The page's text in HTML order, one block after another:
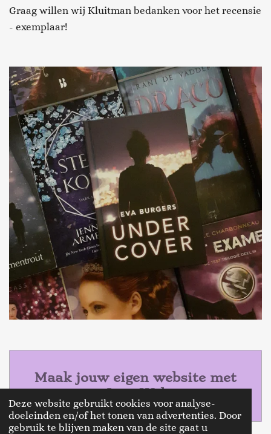
Deze website gebruikt cookies voor analyse-
doeleinden en/of het tonen van advertenties. Door
gebruik te blijven maken van de site gaat u
Graag willen wij Kluitman bedanken voor het recensie
- exemplaar!
Maak jouw eigen website met
JouwWeb